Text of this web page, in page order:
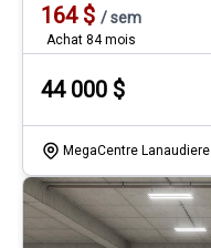
164$ /sem
Achat 84 mois
44 000 $
MegaCentre Lanaudiere